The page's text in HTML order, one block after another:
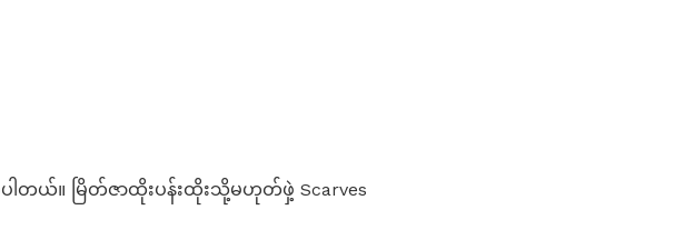
ါတယ်။ မြိတ်ဇာထိုးပန်းထိုးသို့မဟုတ်ဖှဲ့ Scarves